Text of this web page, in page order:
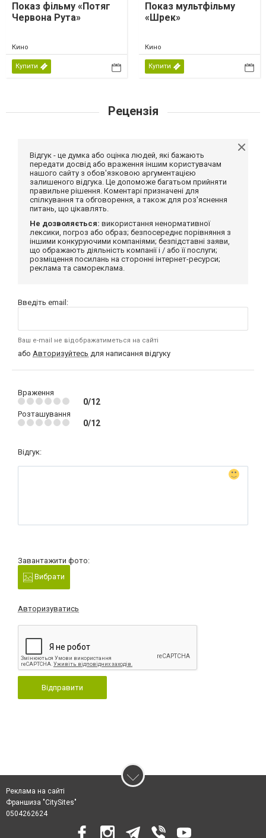
Показ фільму «Потяг
Червона Рута»
Кино
Купити
Показ мультфільму
«Шрек»
Кино
Купити
Рецензія
Відгук - це думка або оцінка людей, які бажають
передати досвід або враження іншим користувачам
нашого сайту з обов'язковою аргументацією
залишеного відгука. Це допоможе багатьом прийняти
правильне рішення. Коментарі призначені для
спілкування та обговорення, а також для роз'яснення
питань, що цікавлять.
Не дозволяється: використання ненормативної
лексики, погроз або образ; безпосереднє порівняння з
іншими конкуруючими компаніями; безпідставні заяви,
що ображають діяльність компанії і / або її послуги;
розміщення посилань на сторонні інтернет-ресурси;
реклама та самореклама.
Введіть email:
Ваш e-mail не відображатиметься на сайті
або Авторизуйтесь для написання відгуку
Враження
0/12
Розташування
0/12
Відгук:
Завантажити фото:
Вибрати
Авторизуватись
Відправити
Реклама на сайті
Франшиза "CitySites"
0504262624